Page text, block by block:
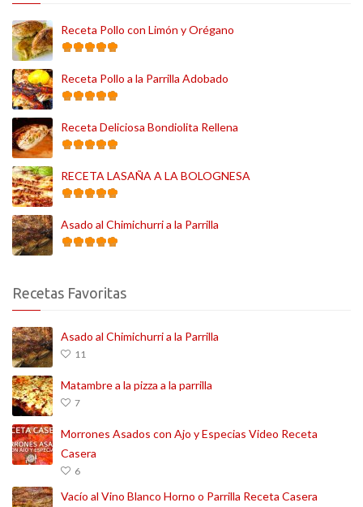
Receta Pollo con Limón y Orégano
Receta Pollo a la Parrilla Adobado
Receta Deliciosa Bondiolita Rellena
RECETA LASAÑA A LA BOLOGNESA
Asado al Chimichurri a la Parrilla
Recetas Favoritas
Asado al Chimichurri a la Parrilla
11
Matambre a la pizza a la parrilla
7
Morrones Asados con Ajo y Especias Video Receta
Casera
6
Vacío al Vino Blanco Horno o Parrilla Receta Casera